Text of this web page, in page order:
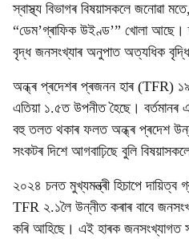
স্বাস্থ্য বিভাগৰ বিষয়াসকলে জনোৱা
“ডেম’গ্ৰাফিক উইণ্ড’” খোলা আছে।
বৃদ্ধ জনসংখ্যাৰ অনুপাত অত্যধিক বৃদ্ধি
অন্ধ্ৰ প্ৰদেশৰ প্ৰজনন হাৰ (TFR)
এতিয়া ১.৫ত উপনীত হৈছে।
বহু তলত থকাৰ ফলত অন্ধ্ৰ প্ৰদেশ
সংকটৰ দিশে আগবাঢ়িছে বুলি
২০২৪ চনত মুখ্যমন্ত্ৰী হিচাপে দায়িত্ব
TFR ২.১লৈ উন্নীত কৰাৰ বাবে
কৰি আহিছে। এই হাৰক জনসংখ্যাগত